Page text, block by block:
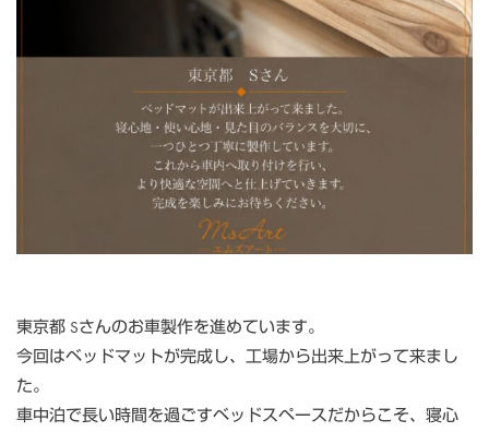
東京都 Sさんのお車製作を進めています。
今回はベッドマットが完成し、工場から出来上がって来まし
た。
車中泊で長い時間を過ごすベッドスペースだからこそ、寝心